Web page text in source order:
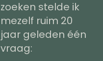
zoeken stelde ik
mezelf ruim 20
jaar geleden één
vraag: